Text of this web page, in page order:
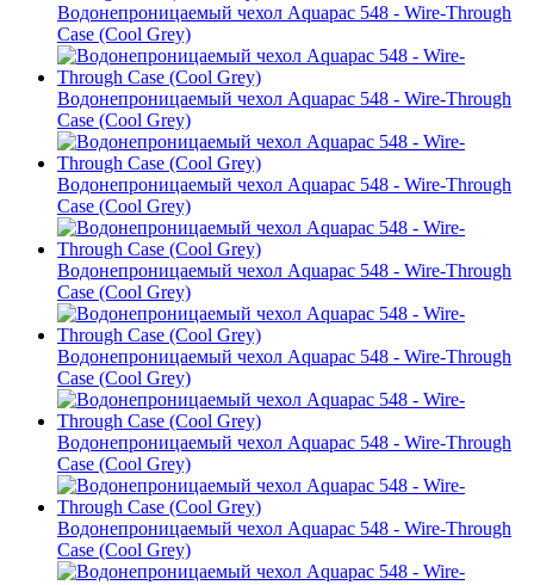
Водонепроницаемый чехол Aquapac 548 - Wire-Through
Case (Cool Grey)
Водонепроницаемый чехол Aquapac 548 - Wire-Through
Case (Cool Grey)
Водонепроницаемый чехол Aquapac 548 - Wire-Through
Case (Cool Grey)
Водонепроницаемый чехол Aquapac 548 - Wire-Through
Case (Cool Grey)
Водонепроницаемый чехол Aquapac 548 - Wire-Through
Case (Cool Grey)
Водонепроницаемый чехол Aquapac 548 - Wire-Through
Case (Cool Grey)
Водонепроницаемый чехол Aquapac 548 - Wire-Through
Case (Cool Grey)